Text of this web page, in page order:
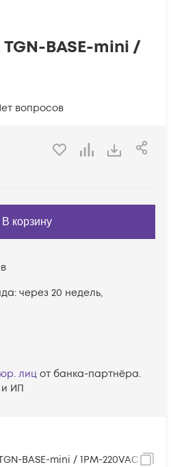
BASE-mini / 1PM-220VAC
BASE-mini /
вопросов
В корзину
через 20 недель,
лиц от банка-партнёра.
ИП